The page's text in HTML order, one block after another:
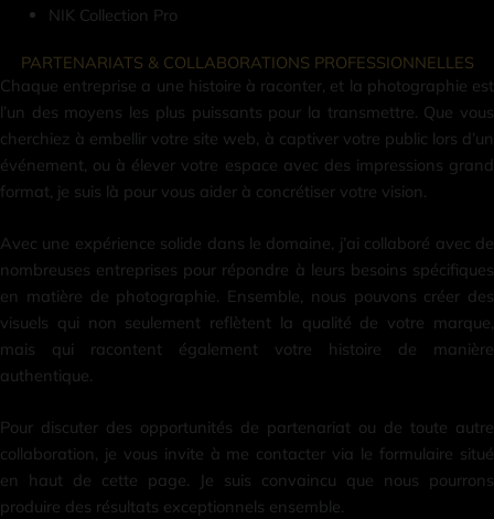
NIK Collection Pro
PARTENARIATS & COLLABORATIONS PROFESSIONNELLES
Chaque entreprise a une histoire à raconter, et la photographie est
l’un des moyens les plus puissants pour la transmettre. Que vous
cherchiez à embellir votre site web, à captiver votre public lors d’un
événement, ou à élever votre espace avec des impressions grand
format, je suis là pour vous aider à concrétiser votre vision.
Avec une expérience solide dans le domaine, j’ai collaboré avec de
nombreuses entreprises pour répondre à leurs besoins spécifiques
en matière de photographie. Ensemble, nous pouvons créer des
visuels qui non seulement reflètent la qualité de votre marque,
mais qui racontent également votre histoire de manière
authentique.
Pour discuter des opportunités de partenariat ou de toute autre
collaboration, je vous invite à me contacter via le formulaire situé
en haut de cette page. Je suis convaincu que nous pourrons
produire des résultats exceptionnels ensemble.